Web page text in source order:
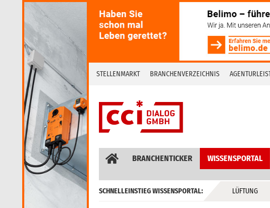
to
content
STELLENMARKT BRANCHENVERZEICHNIS
BRANCHENTICKER WISSENSPORTAL
SCHNELLEINSTIEG WISSENSPORTAL: LÜFTUNG